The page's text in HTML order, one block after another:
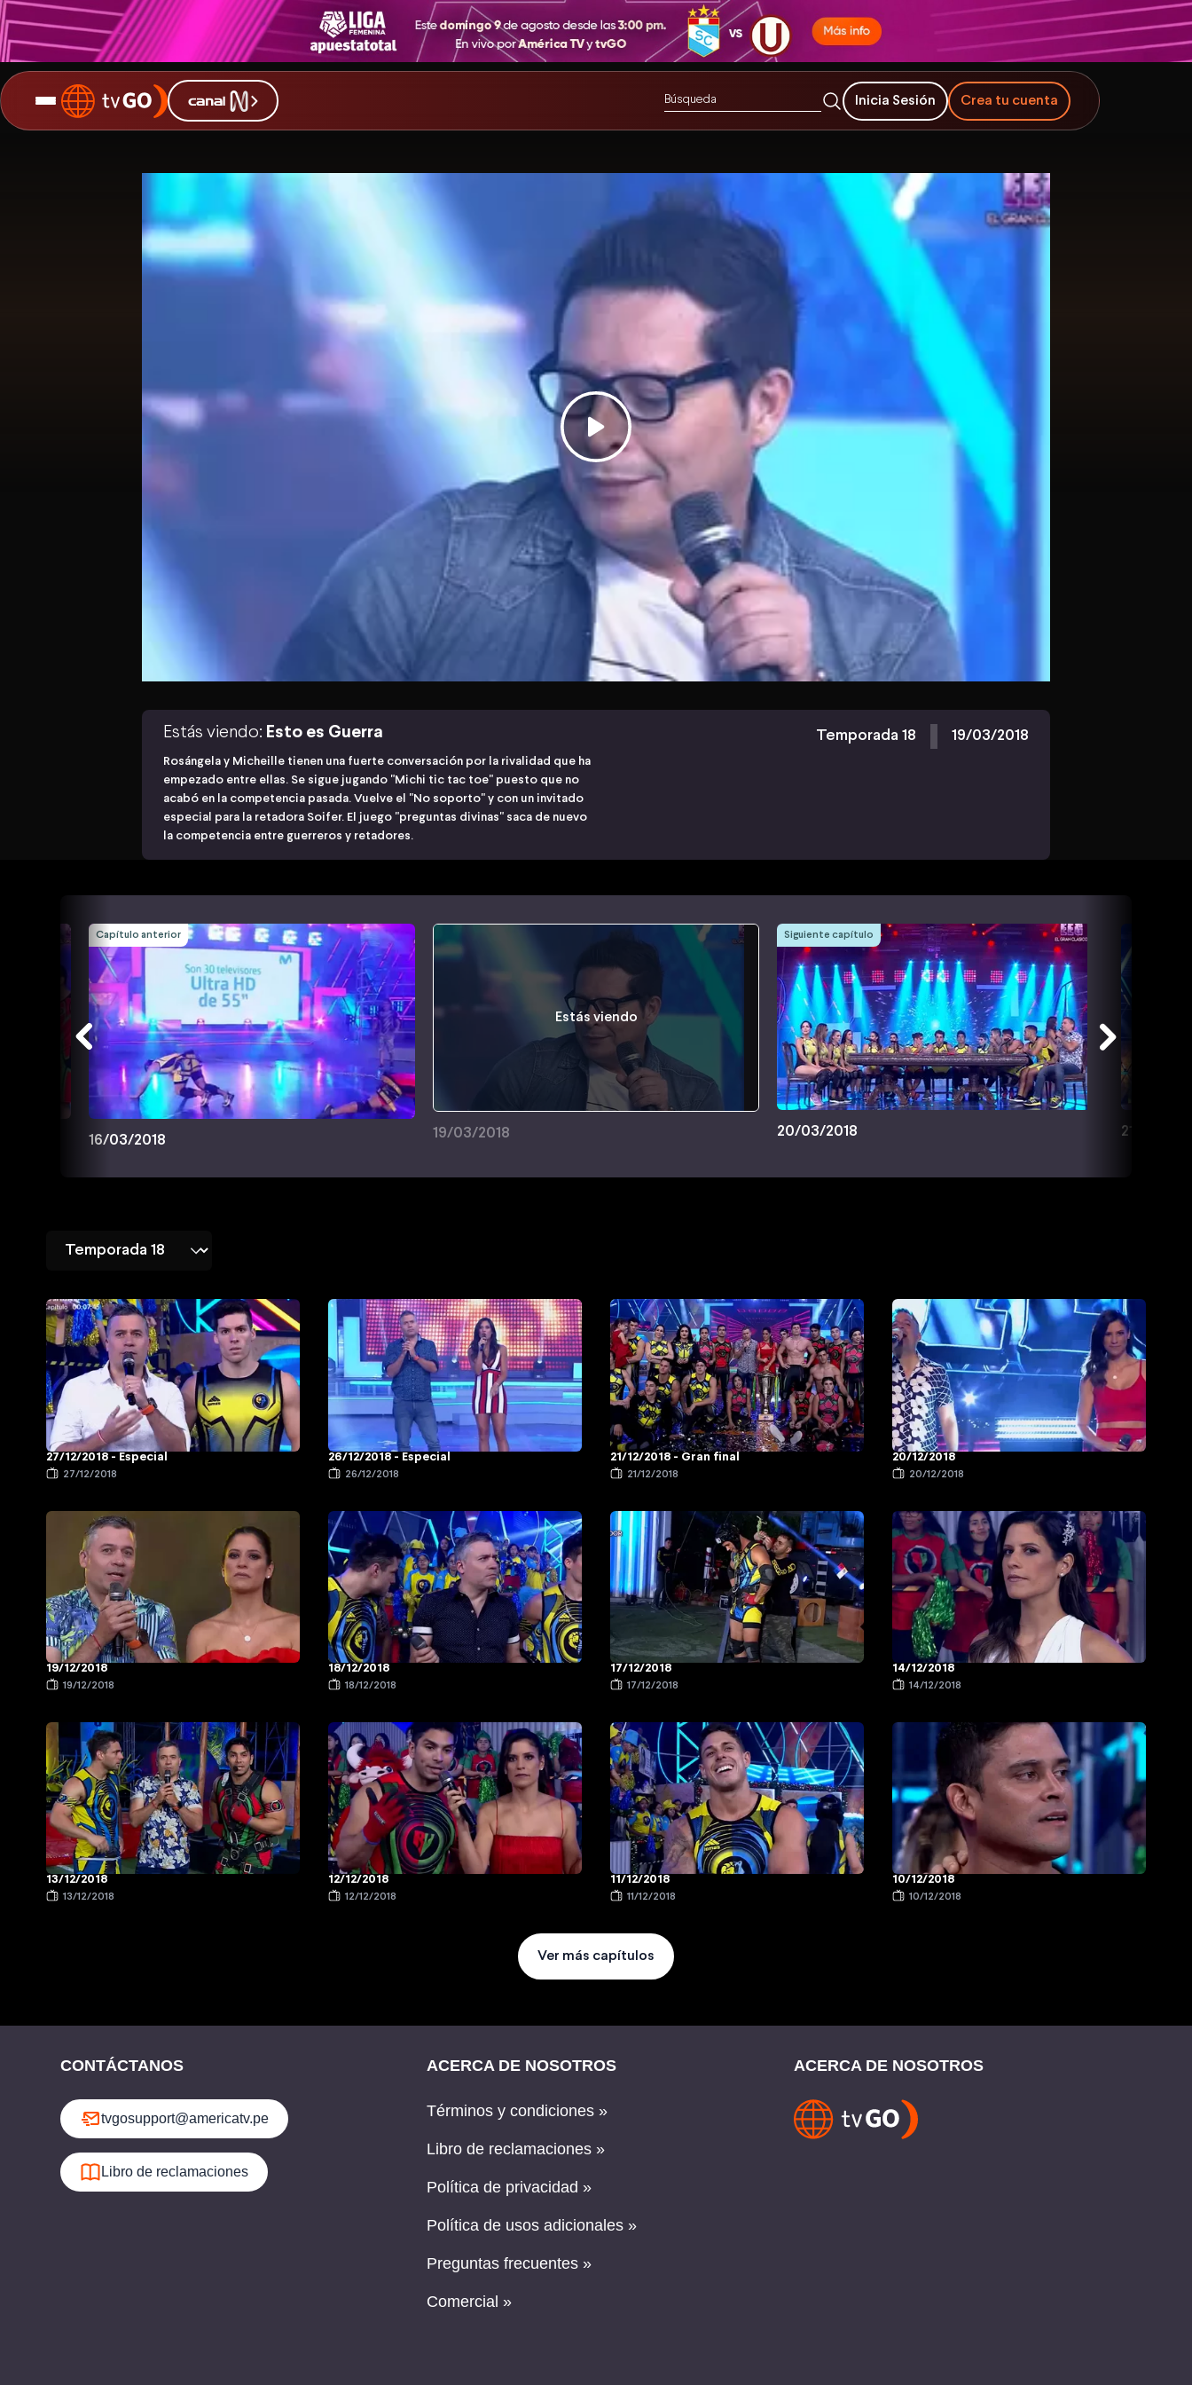
Inicia Sesión Crea tu cuenta
Estás viendo: Esto es Guerra
Rosángela y Micheille tienen una fuerte conversación por la rivalidad que ha
empezado entre ellas. Se sigue jugando "Michi tic tac toe" puesto que no
acabó en la competencia pasada. Vuelve el "No soporto" y con un invitado
especial para la retadora Soifer. El juego "preguntas divinas" saca de nuevo
la competencia entre guerreros y retadores.
Temporada 18 19/03/2018
Capítulo anterior
16/03/2018
Estás viendo
19/03/2018
Siguiente capítulo
20/03/2018 21/03/
27/12/2018 - Especial
27/12/2018
26/12/2018 - Especial
26/12/2018
21/12/2018 - Gran final
21/12/2018
20/12/2018
20/12/2018
19/12/2018
19/12/2018
18/12/2018
18/12/2018
17/12/2018
17/12/2018
14/12/2018
14/12/2018
13/12/2018
13/12/2018
12/12/2018
12/12/2018
11/12/2018
11/12/2018
10/12/2018
10/12/2018
Ver más capítulos
CONTÁCTANOS
tvgosupport@americatv.pe
Libro de reclamaciones
ACERCA DE NOSOTROS
Términos y condiciones »
Libro de reclamaciones »
Política de privacidad »
Política de usos adicionales »
Preguntas frecuentes »
Comercial »
ACERCA DE NOSOTROS